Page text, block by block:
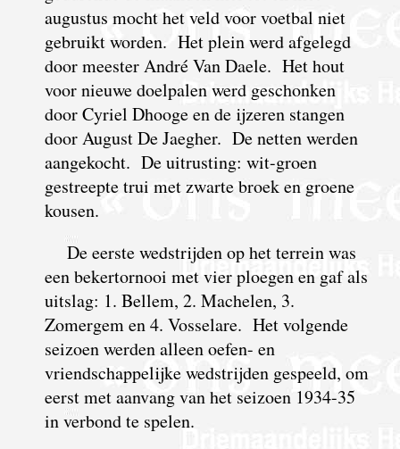
augustus mocht het veld voor voetbal niet
gebruikt worden. Het plein werd afgelegd
door meester André Van Daele. Het hout
voor nieuwe doelpalen werd geschonken
door Cyriel Dhooge en de ijzeren stangen
door August De Jaegher. De netten werden
aangekocht. De uitrusting: wit-groen
gestreepte trui met zwarte broek en groene
kousen.
De eerste wedstrijden op het terrein was
een bekertornooi met vier ploegen en gaf als
uitslag: 1. Bellem, 2. Machelen, 3.
Zomergem en 4. Vosselare. Het volgende
seizoen werden alleen oefen- en
vriendschappelijke wedstrijden gespeeld, om
eerst met aanvang van het seizoen 1934-35
in verbond te spelen.